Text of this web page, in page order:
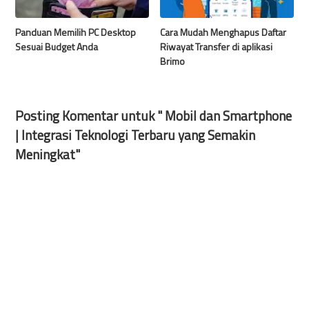
Panduan Memilih PC Desktop
Sesuai Budget Anda
Cara Mudah Menghapus Daftar
Riwayat Transfer di aplikasi
Brimo
Posting Komentar untuk " Mobil dan Smartphone
| Integrasi Teknologi Terbaru yang Semakin
Meningkat"